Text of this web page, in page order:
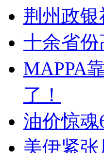
荆州政
十余省份
MAPPA
了！
油价惊魂
美伊紧